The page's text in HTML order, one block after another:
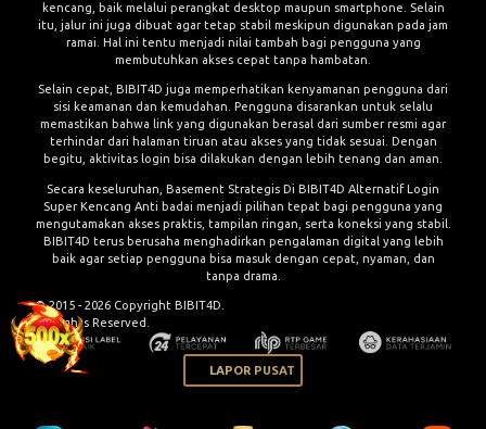
kencang, baik melalui perangkat desktop maupun smartphone. Selain
itu, jalur ini juga dibuat agar tetap stabil meskipun digunakan pada jam
ramai. Hal ini tentu menjadi nilai tambah bagi pengguna yang
membutuhkan akses cepat tanpa hambatan.
Selain cepat, BIBIT4D juga memperhatikan kenyamanan pengguna dari
sisi keamanan dan kemudahan. Pengguna disarankan untuk selalu
memastikan bahwa link yang digunakan berasal dari sumber resmi agar
terhindar dari halaman tiruan atau akses yang tidak sesuai. Dengan
begitu, aktivitas login bisa dilakukan dengan lebih tenang dan aman.
Secara keseluruhan, Basement Strategis Di BIBIT4D Alternatif Login
Super Kencang Anti badai menjadi pilihan tepat bagi pengguna yang
mengutamakan akses praktis, tampilan ringan, serta koneksi yang stabil.
BIBIT4D terus berusaha menghadirkan pengalaman digital yang lebih
baik agar setiap pengguna bisa masuk dengan cepat, nyaman, dan
tanpa drama.
© 2015 - 2026 Copyright BIBIT4D.
All Rights Reserved.
LAPOR PUSAT